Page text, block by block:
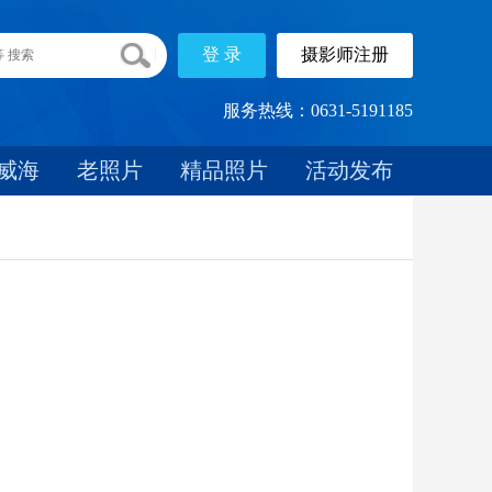
服务热线：0631-5191185
海 老照片 精品照片 活动发布